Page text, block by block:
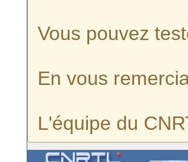
Vous pouvez
En vous
L'équipe du